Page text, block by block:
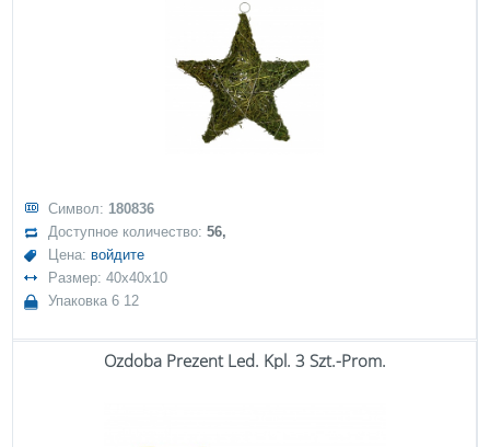
Символ: 180836
Доступное количество:56,
Цена: войдите
Размер: 40x40x10
Упаковка 6 12
Ozdoba Prezent Led. Kpl. 3 Szt.-Prom.